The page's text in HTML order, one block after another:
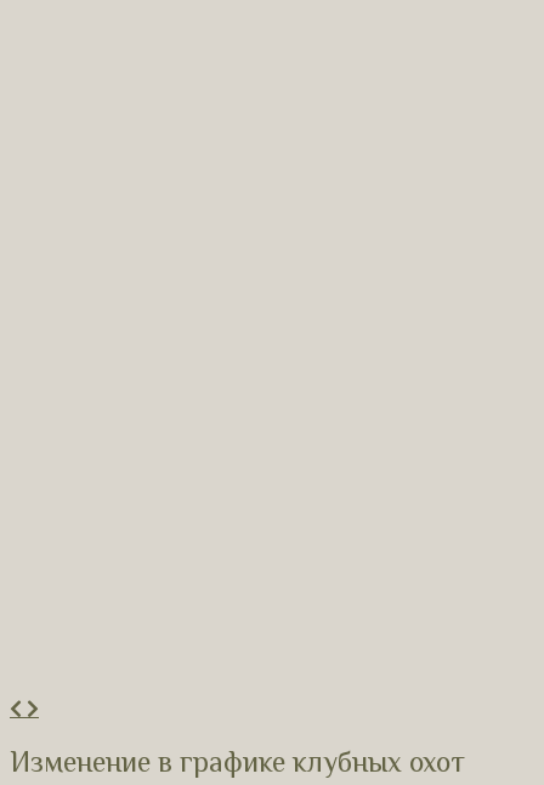
Изменение в графике клубных охот